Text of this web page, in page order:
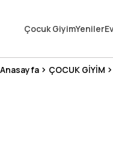
3 MİLYONDAN FAZLA MUTLU
Çocuk GiyimYeniler
Anasayfa ÇOCUK GİYİM